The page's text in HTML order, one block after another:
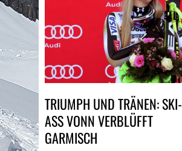
TRIUMPH UND TRÄNEN: SKI-
ASS VONN VERBLÜFFT
GARMISCH